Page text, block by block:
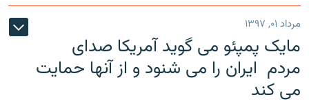
مرداد ۰۱, ۱۳۹۷
مایک پمپئو می گوید آمریکا صدای
مردم ایران را می شنود و از آنها حمایت
می کند